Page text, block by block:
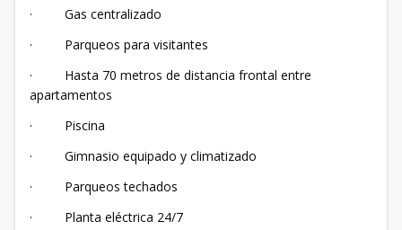
· Gas centralizado
· Parqueos para visitantes
· Hasta 70 metros de distancia frontal entre
apartamentos
· Piscina
· Gimnasio equipado y climatizado
· Parqueos techados
· Planta eléctrica 24/7